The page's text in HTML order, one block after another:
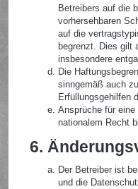
Betreibers auf die
vorhersehbaren
auf die
begrenzt. Dies gilt
insbesondere
Die
sinngemäß auch
Erfüllungsgehilfen
Ansprüche für
nationalem Recht
6.
Der Betreiber ist
und die